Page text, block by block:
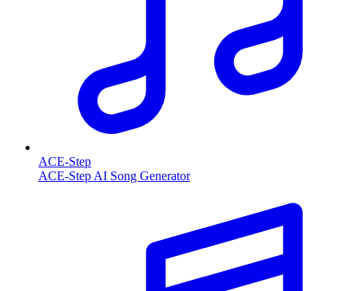
ACE-Step
ACE-Step AI Song Generator